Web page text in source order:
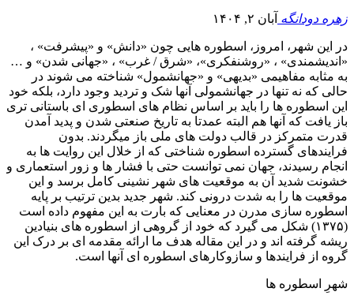
زهره دودانگه آبان ۲, ۱۴۰۴
در این شهر، امروز، اسطوره هایی چون «دانش» و «پیشرفت» ،
«اندیشمندی» ، «روشنفکری»، «شرق / غرب» ، «جهانی شدن» و …
به مثابه مفاهیمی «بدیهی» و «جهانشمول» شناخته می شوند در
حالی که نه تنها در جهانشمولی آنها شک و تردید وجود دارد، بلکه خود
این اسطوره ها را باید بر اساس نظام های اسطوری ای باستانی تری
باز یافت که آنها هم البته عمدتا به تاریخ صنعتی شدن و پدید آمدن
قدرت متمرکز در قالب دولت های ملی باز میگردند. بدون
فرایندهای گسترده اسطوره شناختی که از خلال این روایت ها به
انجام رسیدند، جهان نمی توانست حتی با فشار ها و زور استعماری و
خشونت شدید آن به موقعیت های شهر نشینی کامل برسد و این
موقعیت ها را به شدت درونی کند. شهر جدید بدین ترتیب بر پایه
اسطوره سازی مدرن در معنایی که بارت به این مفهوم داده است
(۱۳۷۵) شکل می گیرد که خود از گروهی از اسطوره های بنیادین
ریشه گرفته اند و در این مقاله هدف ما ارائه مقدمه ای بر درک این
گروه از فرایندها و سازوکارهای اسطوره ای آنها است.
شهرِ اسطوره ها